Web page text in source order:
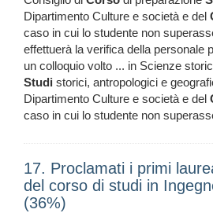
Dipartimento Culture e società e del
caso in cui lo studente non
effettuerà la verifica della personale
un colloquio volto ... in Scienze
Studi storici, antropologici e
Dipartimento Culture e società e del
caso in cui lo studente non
17. Proclamati i primi
del corso di studi in
(36%)